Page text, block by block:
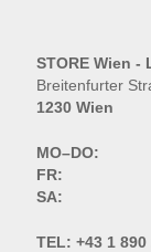
STORE Wien -
Breitenfurter
1230 Wien
MO–DO:
FR:
SA:
TEL: +43 1 890